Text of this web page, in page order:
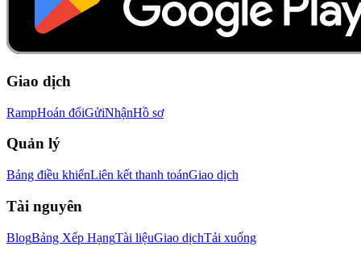
Giao dịch
RampHoán đổiGửiNhậnHồ sơ
Quản lý
Bảng điều khiểnLiên kết thanh toánGiao dịch
Tài nguyên
BlogBảng Xếp HạngTài liệuGiao dịchTải xuống